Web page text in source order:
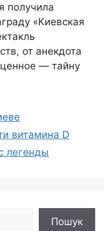
получила
«Киевская
от анекдота
— тайну
витамина D
легенды
Пошук